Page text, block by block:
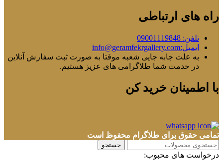
راه های ارتباطی
تلفن: 09001119848
ایمیل:info@geramfekrgallery.com
به علت جابه جایی شعبه موقتا به صورت ثبت سفارش آنلاین
در خدمت شما طلاگرامی های عزیز هستیم.
با اطمینان خرید کن
تمامی حقوق برای طلاگرام محفوظ است
جستجو
درخواست های محبوب: